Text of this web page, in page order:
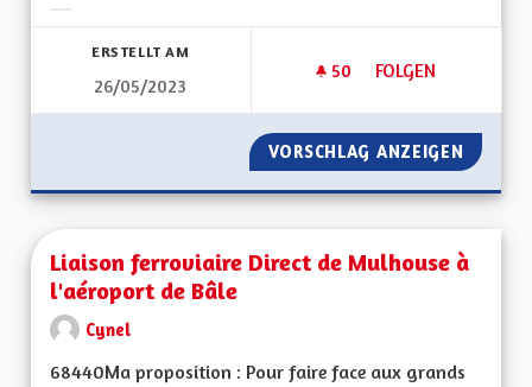
ERSTELLT AM
26/05/2023
50 50 FOLLOWER
FOLGEN
RETOUR AU
VORSCHLAG ANZEIGEN
Liaison ferroviaire Direct de Mulhouse à
l'aéroport de Bâle
Cynel
68440Ma proposition : Pour faire face aux grands